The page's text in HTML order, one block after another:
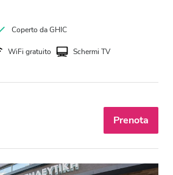
Coperto da GHIC
WiFi gratuito
Schermi TV
Prenota